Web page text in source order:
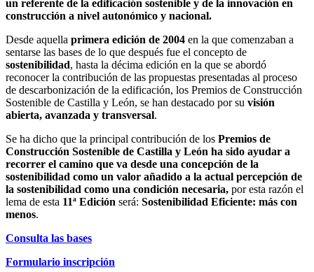
un referente de la edificación sostenible y de la innovación en
construcción a nivel autonómico y nacional.
Desde aquella primera edición de 2004 en la que comenzaban a
sentarse las bases de lo que después fue el concepto de
sostenibilidad, hasta la décima edición en la que se abordó
reconocer la contribución de las propuestas presentadas al proceso
de descarbonización de la edificación, los Premios de Construcción
Sostenible de Castilla y León, se han destacado por su visión
abierta, avanzada y transversal.
Se ha dicho que la principal contribución de los Premios de
Construcción Sostenible de Castilla y León ha sido ayudar a
recorrer el camino que va desde una concepción de la
sostenibilidad como un valor añadido a la actual percepción de
la sostenibilidad como una condición necesaria, por esta razón el
lema de esta 11ª Edición será: Sostenibilidad Eficiente: más con
menos.
Consulta las bases
Formulario inscripción